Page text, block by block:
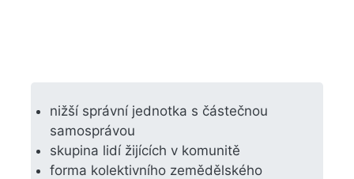
nižší správní jednotka s částečnou
samosprávou
skupina lidí žijících v komunitě
forma kolektivního zemědělského